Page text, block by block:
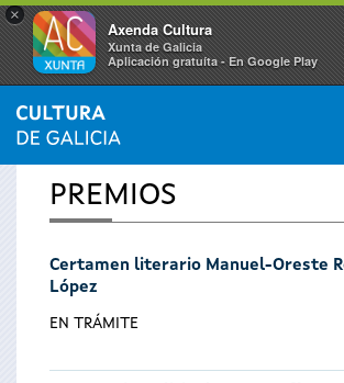
×
Axenda Cultura
Xunta de Galicia
Aplicación gratuíta - En Google Play
Se
encuentra
usted
aquí
INICIO
PREMIOS
Certamen literario Manuel-Oreste
López
EN TRÁMITE